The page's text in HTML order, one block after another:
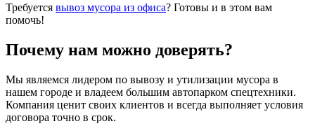
Требуется вывоз мусора из офиса? Готовы и в этом вам
помочь!
Почему нам можно доверять?
Мы являемся лидером по вывозу и утилизации мусора в
нашем городе и владеем большим автопарком спецтехники.
Компания ценит своих клиентов и всегда выполняет условия
договора точно в срок.